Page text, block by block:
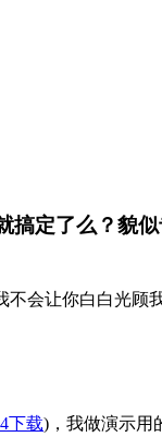
定了么？貌
我不会让你白白
下载)，我做演示用